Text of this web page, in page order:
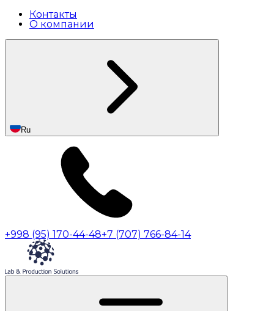
Контакты
О компании
Ru
+998 (95) 170-44-48+7 (707) 766-84-14